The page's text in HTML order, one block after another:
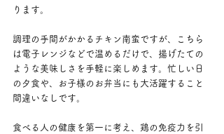
ります。
調理の手間がかかるチキン南蛮ですが、こちら
は電子レンジなどで温めるだけで、揚げたての
ような美味しさを手軽に楽しめます。忙しい日
の夕食や、お子様のお弁当にも大活躍すること
間違いなしです。
食べる人の健康を第一に考え、鶏の免疫力を引